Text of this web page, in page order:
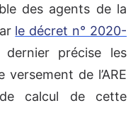
des agents de la
le décret n° 2020-
précise les
de l’ARE
calcul de cette